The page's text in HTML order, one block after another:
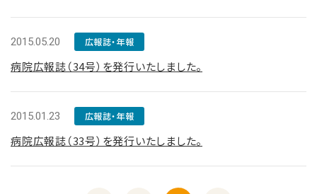
2015.05.20 広報誌・年報
病院広報誌（34号）を発行いたしました。
2015.01.23 広報誌・年報
病院広報誌（33号）を発行いたしました。